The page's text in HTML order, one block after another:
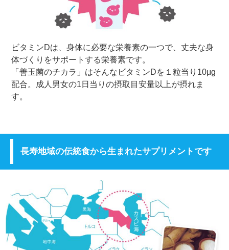
ビタミンDは、身体に必要な栄養素の一つで、丈夫な身
体づくりをサポートする栄養素です。
「善玉菌のチカラ」はそんなビタミンDを１粒当り10μg
配合。成人男女の1日当りの摂取目安量以上が摂れま
す。
長寿地域の伝統食から生まれたサプリメントです